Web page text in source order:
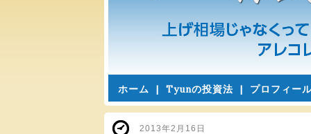
ホーム | Tyunの投資法 | プロフィー
2013年2月16日